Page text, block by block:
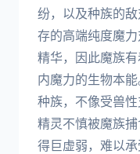
纷，以及种族的
存的高端纯度魔
精华，因此魔族
内魔力的生物本
种族，不像受兽
精灵不慎被魔族
得巨虚弱，难以